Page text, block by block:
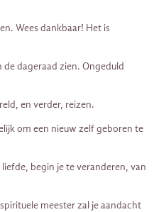
Wees dankbaar! Het is
dageraad zien. Ongeduld
en verder, reizen.
om een ​​nieuw zelf geboren te
begin je te veranderen, van
meester zal je aandacht